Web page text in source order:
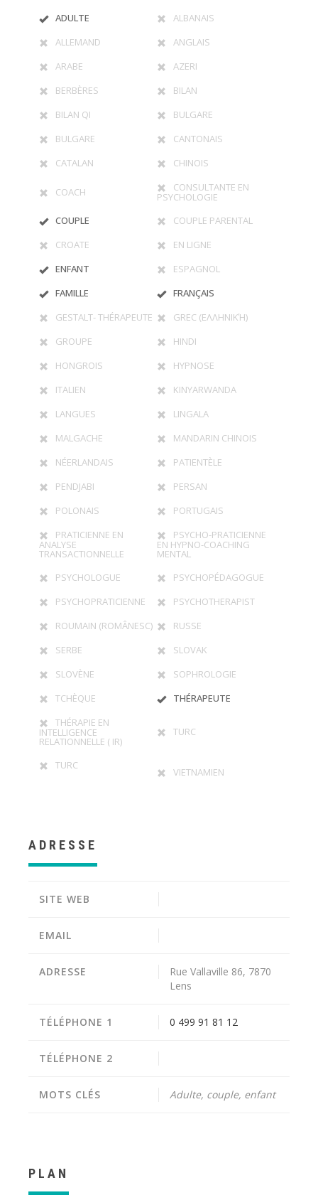
ADULTE
ALBANAIS
ALLEMAND
ANGLAIS
ARABE
AZERI
BERBÈRES
BILAN
BILAN QI
BULGARE
BULGARE
CANTONAIS
CATALAN
CHINOIS
COACH CONSULTANTE EN
PSYCHOLOGIE
COUPLE
COUPLE PARENTAL
CROATE
EN LIGNE
ENFANT
ESPAGNOL
FAMILLE
FRANÇAIS
GESTALT- THÉRAPEUTE
GREC (ΕΛΛΗΝΙΚΉ)
GROUPE
HINDI
HONGROIS
HYPNOSE
ITALIEN
KINYARWANDA
LANGUES
LINGALA
MALGACHE
MANDARIN CHINOIS
NÉERLANDAIS
PATIENTÈLE
PENDJABI
PERSAN
POLONAIS
PORTUGAIS
PRATICIENNE EN
ANALYSE
TRANSACTIONNELLE
PSYCHO-PRATICIENNE
EN HYPNO-COACHING
MENTAL
PSYCHOLOGUE
PSYCHOPÉDAGOGUE
PSYCHOPRATICIENNE
PSYCHOTHERAPIST
ROUMAIN (ROMÂNESC)
RUSSE
SERBE
SLOVAK
SLOVÈNE
SOPHROLOGIE
TCHÈQUE
THÉRAPEUTE
THÉRAPIE EN
INTELLIGENCE
RELATIONNELLE ( IR)
TURC
TURC
VIETNAMIEN
ADRESSE
SITE WEB
EMAIL
ADRESSE
Rue Vallaville 86, 7870
Lens
TÉLÉPHONE 1 0 499 91 81 12
TÉLÉPHONE 2
MOTS CLÉS Adulte, couple, enfant
PLAN